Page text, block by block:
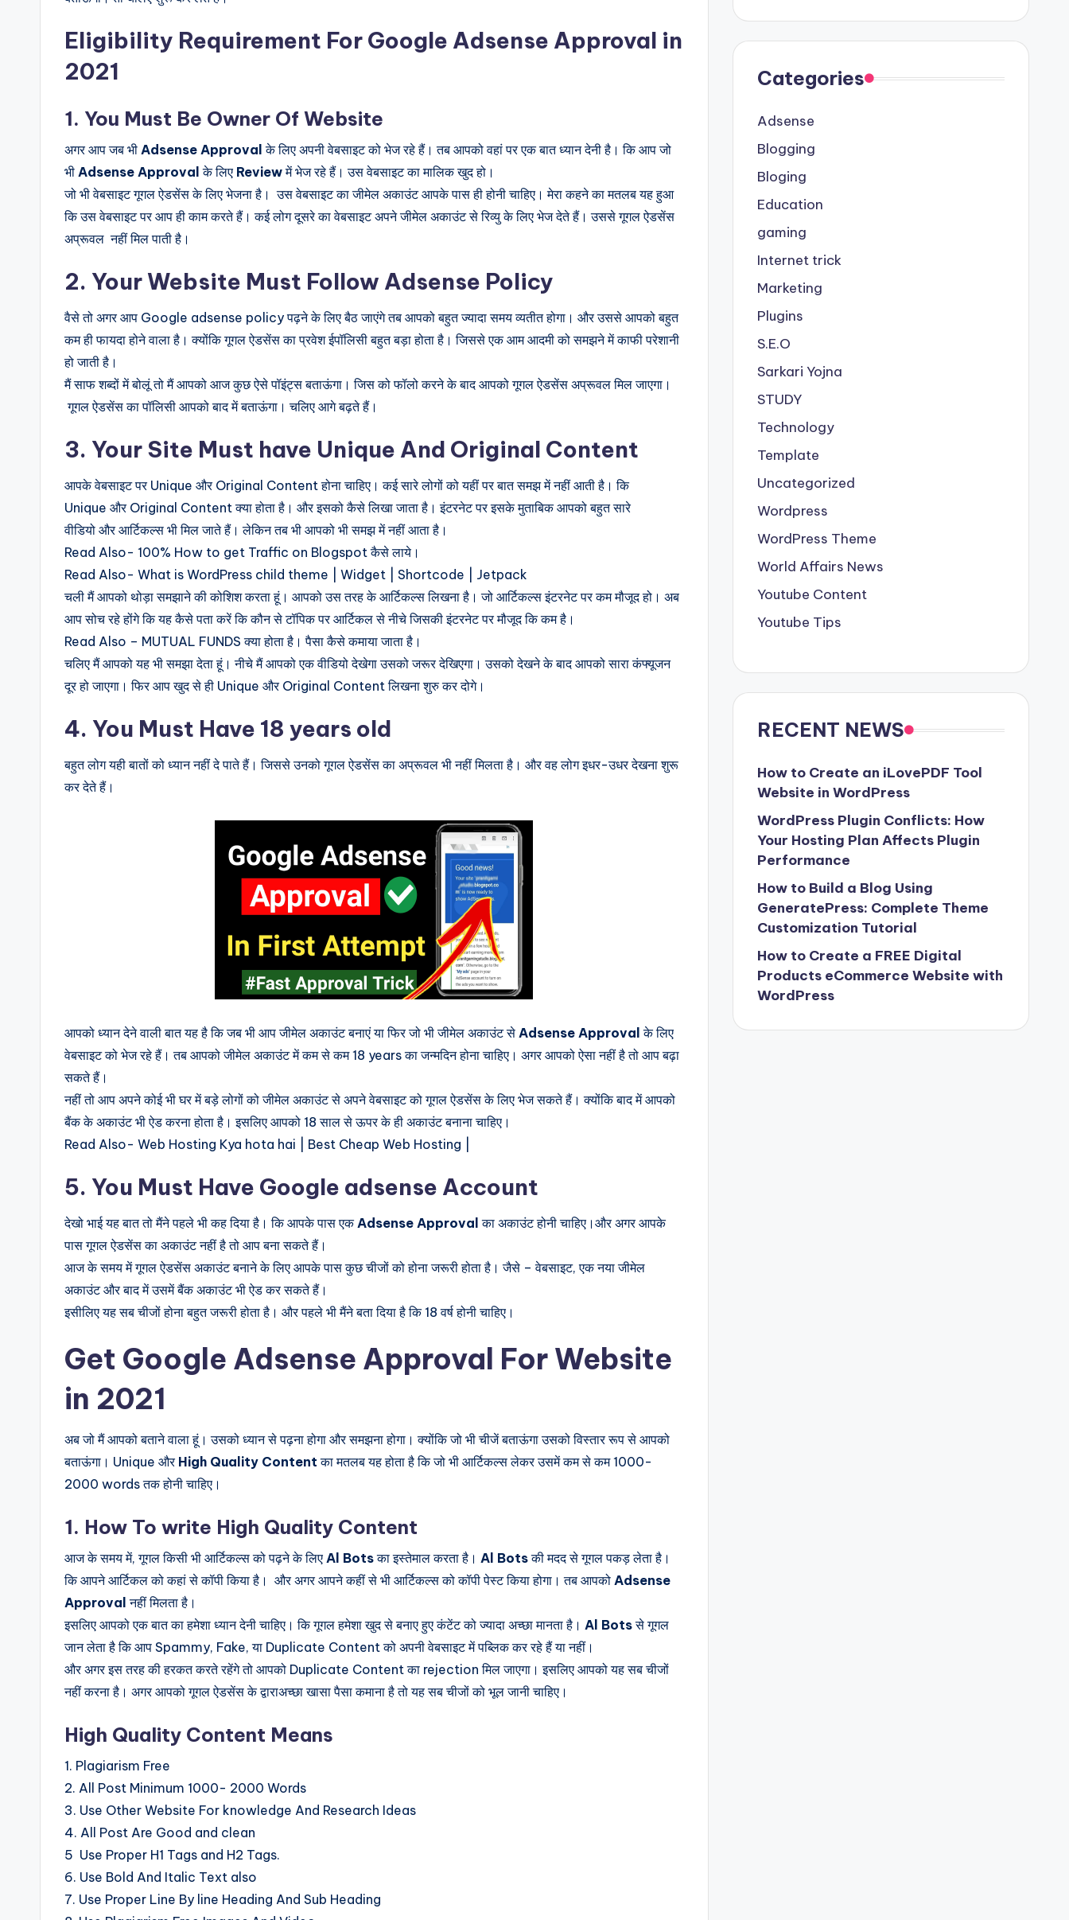
Eligibility Requirement For Google Adsense Approval in
2021
1. You Must Be Owner Of Website
अगर आप जब भी Adsense Approval के लिए अपनी वेबसाइट को भेज रहे हैं। तब आपको वहां पर एक बात ध्यान देनी है। कि आप जो
भी Adsense Approvalके लिए Reviewमें भेज रहे हैं। उस वेबसाइट का मालिक खुद हो।
जो भी वेबसाइट गूगल ऐडसेंस के लिए भेजना है। उस वेबसाइट का जीमेल अकाउंट आपके पास ही होनी चाहिए। मेरा कहने का मतलब यह हुआ
कि उस वेबसाइट पर आप ही काम करते हैं। कई लोग दूसरे का वेबसाइट अपने जीमेल अकाउंट से रिव्यु के लिए भेज देते हैं। उससे गूगल ऐडसेंस
अप्रूवल नहीं मिल पाती है।
2. Your Website Must Follow Adsense Policy
वैसे तो अगर आप Google adsense policy पढ़ने के लिए बैठ जाएंगे तब आपको बहुत ज्यादा समय व्यतीत होगा। और उससे आपको बहुत
कम ही फायदा होने वाला है। क्योंकि गूगल ऐडसेंस का प्रवेश ईपॉलिसी बहुत बड़ा होता है। जिससे एक आम आदमी को समझने में काफी परेशानी
हो जाती है।
मैं साफ शब्दों में बोलूं तो मैं आपको आज कुछ ऐसे पॉइंट्स बताऊंगा। जिस को फॉलो करने के बाद आपको गूगल ऐडसेंस अप्रूवल मिल जाएगा।
गूगल ऐडसेंस का पॉलिसी आपको बाद में बताऊंगा। चलिए आगे बढ़ते हैं।
3. Your Site Must have Unique And Original Content
आपके वेबसाइट पर Unique और Original Content होना चाहिए। कई सारे लोगों को यहीं पर बात समझ में नहीं आती है। कि
Unique और Original Content क्या होता है। और इसको कैसे लिखा जाता है। इंटरनेट पर इसके मुताबिक आपको बहुत सारे
वीडियो और आर्टिकल्स भी मिल जाते हैं। लेकिन तब भी आपको भी समझ में नहीं आता है।
Read Also- 100% How to get Traffic on Blogspot कैसे लाये।
Read Also- What is WordPress child theme | Widget | Shortcode | Jetpack
चली मैं आपको थोड़ा समझाने की कोशिश करता हूं। आपको उस तरह के आर्टिकल्स लिखना है। जो आर्टिकल्स इंटरनेट पर कम मौजूद हो। अब
आप सोच रहे होंगे कि यह कैसे पता करें कि कौन से टॉपिक पर आर्टिकल से नीचे जिसकी इंटरनेट पर मौजूद कि कम है।
Read Also – MUTUAL FUNDS क्या होता है। पैसा कैसे कमाया जाता है।
चलिए मैं आपको यह भी समझा देता हूं। नीचे मैं आपको एक वीडियो देखेगा उसको जरूर देखिएगा। उसको देखने के बाद आपको सारा कंफ्यूजन
दूर हो जाएगा। फिर आप खुद से ही Unique और Original Content लिखना शुरु कर दोगे।
4. You Must Have 18 years old
बहुत लोग यही बातों को ध्यान नहीं दे पाते हैं। जिससे उनको गूगल ऐडसेंस का अप्रूवल भी नहीं मिलता है। और वह लोग इधर-उधर देखना शुरू
कर देते हैं।
आपको ध्यान देने वाली बात यह है कि जब भी आप जीमेल अकाउंट बनाएं या फिर जो भी जीमेल अकाउंट से Adsense Approval के लिए
वेबसाइट को भेज रहे हैं। तब आपको जीमेल अकाउंट में कम से कम 18 years का जन्मदिन होना चाहिए। अगर आपको ऐसा नहीं है तो आप बढ़ा
सकते हैं।
नहीं तो आप अपने कोई भी घर में बड़े लोगों को जीमेल अकाउंट से अपने वेबसाइट को गूगल ऐडसेंस के लिए भेज सकते हैं। क्योंकि बाद में आपको
बैंक के अकाउंट भी ऐड करना होता है। इसलिए आपको 18 साल से ऊपर के ही अकाउंट बनाना चाहिए।
Read Also- Web Hosting Kya hota hai | Best Cheap Web Hosting |
5. You Must Have Google adsense Account
देखो भाई यह बात तो मैंने पहले भी कह दिया है। कि आपके पास एकAdsense Approval का अकाउंट होनी चाहिए।और अगर आपके
पास गूगल ऐडसेंस का अकाउंट नहीं है तो आप बना सकते हैं।
आज के समय में गूगल ऐडसेंस अकाउंट बनाने के लिए आपके पास कुछ चीजों को होना जरूरी होता है। जैसे – वेबसाइट, एक नया जीमेल
अकाउंट और बाद में उसमें बैंक अकाउंट भी ऐड कर सकते हैं।
इसीलिए यह सब चीजों होना बहुत जरूरी होता है। और पहले भी मैंने बता दिया है कि 18 वर्ष होनी चाहिए।
Get Google Adsense Approval For Website
in 2021
अब जो मैं आपको बताने वाला हूं। उसको ध्यान से पढ़ना होगा और समझना होगा। क्योंकि जो भी चीजें बताऊंगा उसको विस्तार रूप से आपको
बताऊंगा। Unique और High Quality Content का मतलब यह होता है कि जो भी आर्टिकल्स लेकर उसमें कम से कम 1000-
2000 words तक होनी चाहिए।
1. How To write High Quality Content
आज के समय में, गूगल किसी भी आर्टिकल्स को पढ़ने के लिए Al Botsका इस्तेमाल करता है। Al Botsकी मदद से गूगल पकड़ लेता है।
कि आपने आर्टिकल को कहां से कॉपी किया है। और अगर आपने कहीं से भी आर्टिकल्स को कॉपी पेस्ट किया होगा। तब आपको Adsense
Approval नहीं मिलता है।
इसलिए आपको एक बात का हमेशा ध्यान देनी चाहिए। कि गूगल हमेशा खुद से बनाए हुए कंटेंट को ज्यादा अच्छा मानता है। Al Botsसे गूगल
जान लेता है कि आप Spammy, Fake, या Duplicate Content को अपनी वेबसाइट में पब्लिक कर रहे हैं या नहीं।
और अगर इस तरह की हरकत करते रहेंगे तो आपको Duplicate Content का rejection मिल जाएगा। इसलिए आपको यह सब चीजों
नहीं करना है। अगर आपको गूगल ऐडसेंस के द्वाराअच्छा खासा पैसा कमाना है तो यह सब चीजों को भूल जानी चाहिए।
High Quality Content Means
1. Plagiarism Free
2. All Post Minimum 1000- 2000 Words
3. Use Other Website For knowledge And Research Ideas
4. All Post Are Good and clean
5 Use Proper H1 Tags and H2 Tags.
6. Use Bold And Italic Text also
7. Use Proper Line By line Heading And Sub Heading
Categories
Adsense
Blogging
Bloging
Education
gaming
Internet trick
Marketing
Plugins
S.E.O
Sarkari Yojna
STUDY
Technology
Template
Uncategorized
Wordpress
WordPress Theme
World Affairs News
Youtube Content
Youtube Tips
RECENT NEWS
How to Create an iLovePDF Tool
Website in WordPress
WordPress Plugin Conflicts: How
Your Hosting Plan Affects Plugin
Performance
How to Build a Blog Using
GeneratePress: Complete Theme
Customization Tutorial
How to Create a FREE Digital
Products eCommerce Website with
WordPress